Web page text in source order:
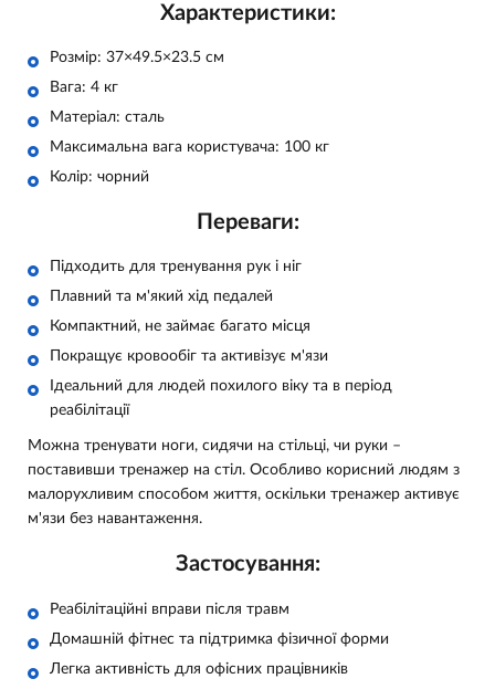
Характеристики:
Розмір: 37×49.5×23.5 см
Вага: 4 кг
Матеріал: сталь
Максимальна вага користувача: 100 кг
Колір: чорний
Переваги:
Підходить для тренування рук і ніг
Плавний та м'який хід педалей
Компактний, не займає багато місця
Покращує кровообіг та активізує м'язи
Ідеальний для людей похилого віку та в період
реабілітації
Можна тренувати ноги, сидячи на стільці, чи руки –
поставивши тренажер на стіл. Особливо корисний людям з
малорухливим способом життя, оскільки тренажер активує
м'язи без навантаження.
Застосування:
Реабілітаційні вправи після травм
Домашній фітнес та підтримка фізичної форми
Легка активність для офісних працівників